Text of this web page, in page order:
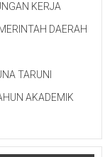
KERJA
DAERAH
TARUNI
AKADEMIK